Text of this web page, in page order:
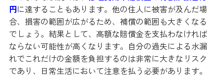
円に達することもあります。他の住人に被害が及んだ場
合、損害の範囲が広がるため、補償の範囲も大きくなる
でしょう。結果として、高額な賠償金を支払わなければ
ならない可能性が高くなります。自分の過失による水漏
れでこれだけの金額を負担するのは非常に大きなリスク
であり、日常生活において注意を払う必要があります。